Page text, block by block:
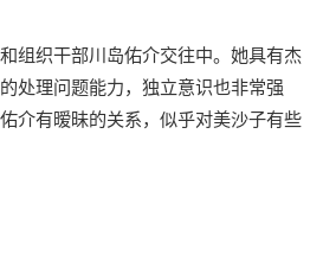
组织干部川岛佑介交往中。她具有杰
处理问题能力，独立意识也非常强
介有暧昧的关系，似乎对美沙子有些